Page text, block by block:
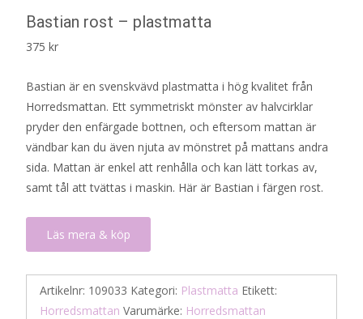
Bastian rost – plastmatta
375 kr
Bastian är en svenskvävd plastmatta i hög kvalitet från
Horredsmattan. Ett symmetriskt mönster av halvcirklar
pryder den enfärgade bottnen, och eftersom mattan är
vändbar kan du även njuta av mönstret på mattans andra
sida. Mattan är enkel att renhålla och kan lätt torkas av,
samt tål att tvättas i maskin. Här är Bastian i färgen rost.
Läs mera & köp
Artikelnr: 109033 Kategori: Plastmatta Etikett:
Horredsmattan Varumärke: Horredsmattan